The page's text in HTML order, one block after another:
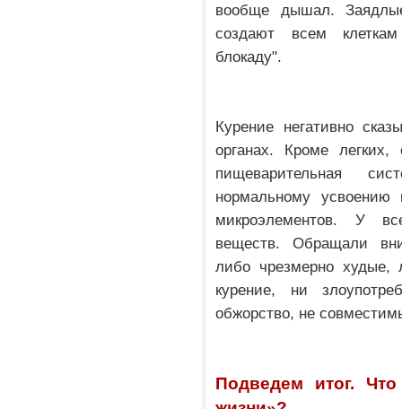
вообще дышал.
создают всем
блокаду".
Курение негативно
органах. Кроме
пищеварительная
нормальному усвоению
микроэлементов. У
веществ. Обращали
либо чрезмерно
курение, ни
обжорство, не
Подведем итог.